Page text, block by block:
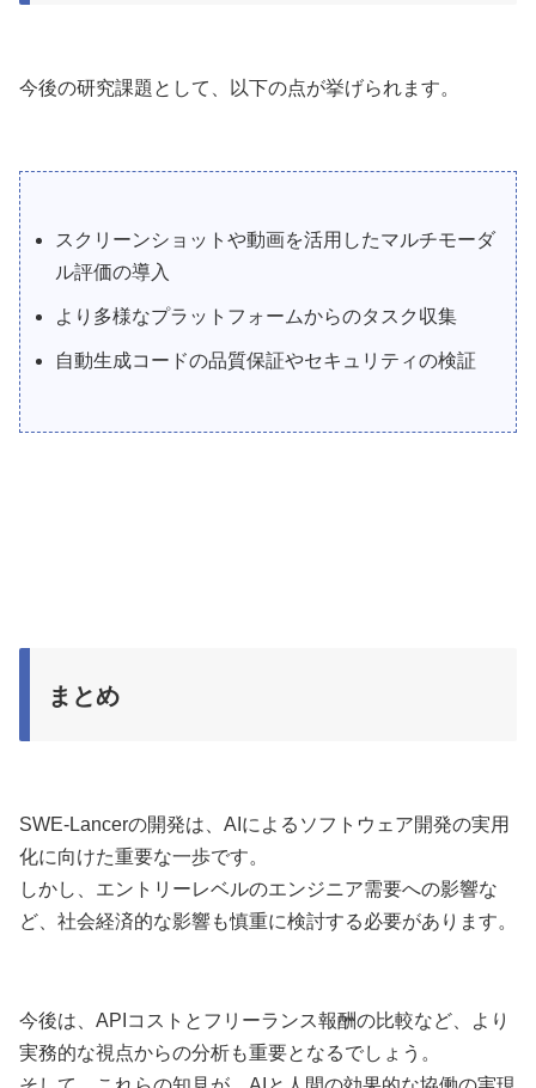
今後の研究課題として、以下の点が挙げられます。
スクリーンショットや動画を活用したマルチモーダ
ル評価の導入
より多様なプラットフォームからのタスク収集
自動生成コードの品質保証やセキュリティの検証
まとめ
SWE-Lancerの開発は、AIによるソフトウェア開発の実用
化に向けた重要な一歩です。
しかし、エントリーレベルのエンジニア需要への影響な
ど、社会経済的な影響も慎重に検討する必要があります。
今後は、APIコストとフリーランス報酬の比較など、より
実務的な視点からの分析も重要となるでしょう。